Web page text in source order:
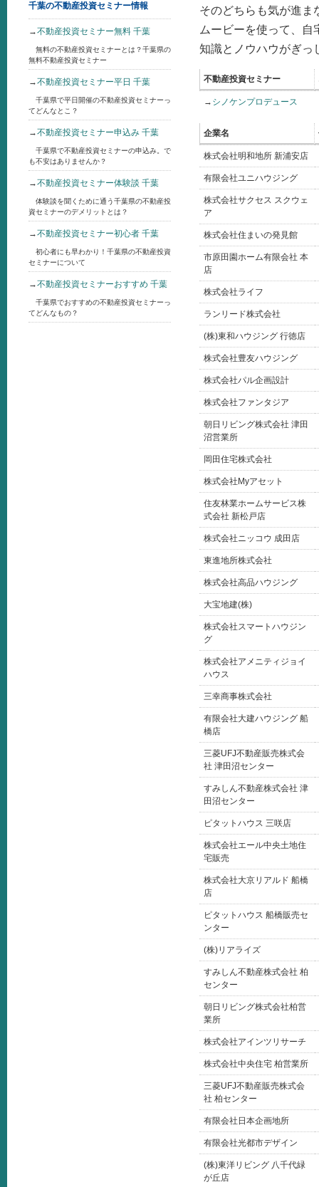
千葉の不動産投資セミナー情報
→不動産投資セミナー無料 千葉
無料の不動産投資セミナーとは？千葉県の
無料不動産投資セミナー
→不動産投資セミナー平日 千葉
千葉県で平日開催の不動産投資セミナーっ
てどんなとこ？
→不動産投資セミナー申込み 千葉
千葉県で不動産投資セミナーの申込み。で
も不安はありませんか？
→不動産投資セミナー体験談 千葉
体験談を聞くために通う千葉県の不動産投
資セミナーのデメリットとは？
→不動産投資セミナー初心者 千葉
初心者にも早わかり！千葉県の不動産投資
セミナーについて
→不動産投資セミナーおすすめ 千葉
千葉県でおすすめの不動産投資セミナーっ
てどんなもの？
そのどちらも気が進ま
ムービーを使って、
知識とノウハウがぎっ
不動産投資セミナー
→ シノケンプロデュース
企業名
株式会社明和地所 新浦安店
有限会社ユニハウジング
株式会社サクセス スクウェ
ア
株式会社住まいの発見館
市原田園ホーム有限会社 本
店
株式会社ライフ
ランリード株式会社
(株)東和ハウジング 行徳店
株式会社豊友ハウジング
株式会社パル企画設計
株式会社ファンタジア
朝日リビング株式会社 津田
沼営業所
岡田住宅株式会社
株式会社Myアセット
住友林業ホームサービス株
式会社 新松戸店
株式会社ニッコウ 成田店
東進地所株式会社
株式会社高品ハウジング
大宝地建(株)
株式会社スマートハウジン
グ
株式会社アメニティジョイ
ハウス
三幸商事株式会社
有限会社大建ハウジング 船
橋店
三菱UFJ不動産販売株式会
社 津田沼センター
すみしん不動産株式会社 津
田沼センター
ピタットハウス 三咲店
株式会社エール中央土地住
宅販売
株式会社大京リアルド 船橋
店
ピタットハウス 船橋販売セ
ンター
(株)リアライズ
すみしん不動産株式会社 柏
センター
朝日リビング株式会社柏営
業所
株式会社アインツリサーチ
株式会社中央住宅 柏営業所
三菱UFJ不動産販売株式会
社 柏センター
有限会社日本企画地所
有限会社光都市デザイン
(株)東洋リビング 八千代緑
が丘店